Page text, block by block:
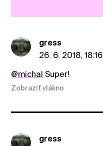
gress
26. 6. 2018, 18:16
@michal Super!
Zobraziť vlákno
gress